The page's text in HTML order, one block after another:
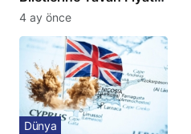
Ulaşımda Yeni
Düzenleme
4 ay önce
Dünya